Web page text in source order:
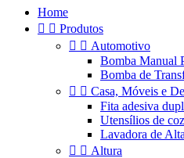
Home
  Produtos
  Automotivo
Bomba Manual
Bomba de
  Casa, Móveis e
Fita adesiva
Utensílios de
Lavadora de
  Altura